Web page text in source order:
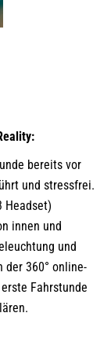
bereits vor
und stressfrei.
Headset)
innen und
und
der 360° online-
Fahrstunde